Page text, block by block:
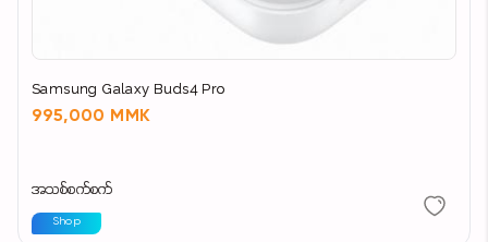
Samsung Galaxy Buds4 Pro
995,000 MMK
အသစ်စက်စက်
Shop